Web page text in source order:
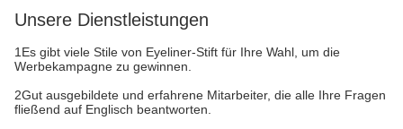
Unsere Dienstleistungen
1Es gibt viele Stile von Eyeliner-Stift für Ihre Wahl, um die
Werbekampagne zu gewinnen.
2Gut ausgebildete und erfahrene Mitarbeiter, die alle Ihre Fragen
fließend auf Englisch beantworten.